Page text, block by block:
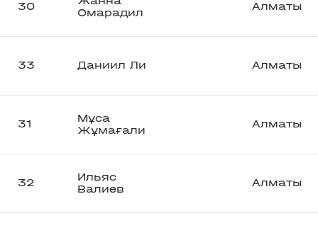
30
Омарадил
Алматы
33 Даниил Ли Алматы
31
Мұса
Жұмағали
Алматы
32
Ильяс
Валиев
Алматы